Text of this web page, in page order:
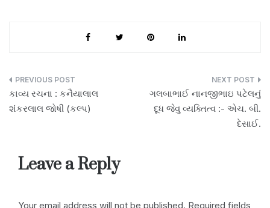
o
o
e
e
Post
navigation
કાવ્ય રચના : કનૈયાલાલ
શંકરલાલ જોષી (કલ્પ)
ગલબાભાઈ નાનજીભાઇ પટેલનું
દૂધ જેવુ વ્યક્તિત્વ :- એચ. બી.
દેસાઈ.
Leave a Reply
Your email address will not be published. Required fields